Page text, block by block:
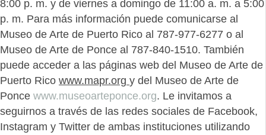
8:00 p. m. y de viernes a domingo de 11:00 a. m. a 5:00
p. m. Para más información puede comunicarse al
Museo de Arte de Puerto Rico al 787-977-6277 o al
Museo de Arte de Ponce al 787-840-1510. También
puede acceder a las páginas web del Museo de Arte de
Puerto Rico www.mapr.org y del Museo de Arte de
Ponce www.museoarteponce.org. Le invitamos a
seguirnos a través de las redes sociales de Facebook,
Instagram y Twitter de ambas instituciones utilizando